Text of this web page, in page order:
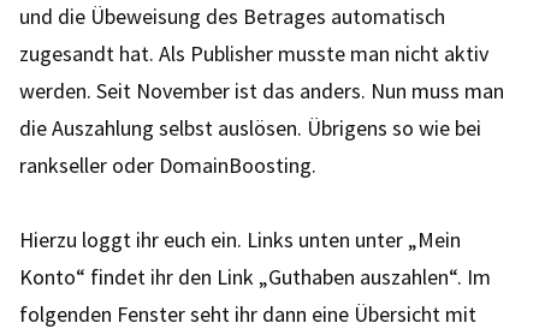
und die Übeweisung des Betrages automatisch
zugesandt hat. Als Publisher musste man nicht aktiv
werden. Seit November ist das anders. Nun muss man
die Auszahlung selbst auslösen. Übrigens so wie bei
rankseller oder DomainBoosting.
Hierzu loggt ihr euch ein. Links unten unter „Mein
Konto“ findet ihr den Link „Guthaben auszahlen“. Im
folgenden Fenster seht ihr dann eine Übersicht mit